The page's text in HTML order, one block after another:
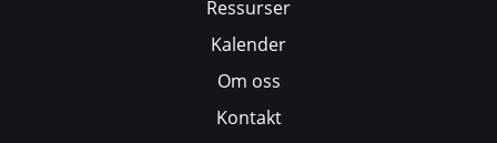
Ressurser
Kalender
Om oss
Kontakt